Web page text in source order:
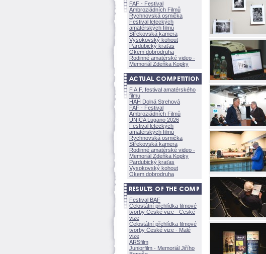
FAF - Festival
Ambroziádních Filmů
Rychnovská osmička
Festival leteckých
amatérských filmů
Střekovská kamera
Vysokovský kohout
Pardubický kraťas
Okem dobrodruha
Rodinné amatérské video -
Memoriál Zdeňka Kopky
F.A.F. festival amatérského
filmu
HAH Dolná Strehov
FAF - Festival
Ambroziádních Filmů
UNICA Lugano 2026
Festival leteckých
amatérských filmů
Rychnovská osmička
Střekovská kamera
Rodinné amatérské video -
Memoriál Zdeňka Kopky
Pardubický kraťas
Vysokovský kohout
Okem dobrodruha
Festival BAF
Celostátní přehlídka filmové
tvorby České vize - České
vize
Celostátní přehlídka filmové
tvorby České vize - Malé
vize
ARSfilm
Juniorfilm - Memoriál Jiřího